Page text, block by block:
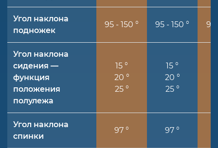
Угол наклона
подножек
95 - 150 ° 95 - 150 ° 95
Угол наклона
сидения —
функция
положения
полулежа
15 °
20 °
25 °
15 °
20 °
25 °
Угол наклона
спинки
97 ° 97 °